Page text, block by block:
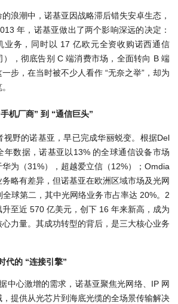
浪潮中，诺基亚因战略滞后错失安卓生态，
年，诺基亚做出了两个影响深远的决定：
业务，同时以 17 亿欧元全资收购诺西通信
），彻底告别 C 端消费市场，全面转向 B 端
步，在当时被不少人看作 “无奈之举”，却为
机厂商” 到 “通信巨头”
视野的诺基亚，早已完成华丽蜕变。根据Del
年数据，诺基亚以13% 的全球通信设备市场
为（31%），超越爱立信（12%）；Omdia
略有差异，但诺基亚在欧洲区域市场及光网
球第二，其中光网络业务市占率达 20%。2
至近 570 亿美元，创下 16 年来新高，成为
力量。其成功转型的背后，是三大核心业务
代的 “连接引擎”
中心激增的需求，诺基亚聚焦光网络、IP 网
提供从光芯片到海底光缆的全场景传输解决